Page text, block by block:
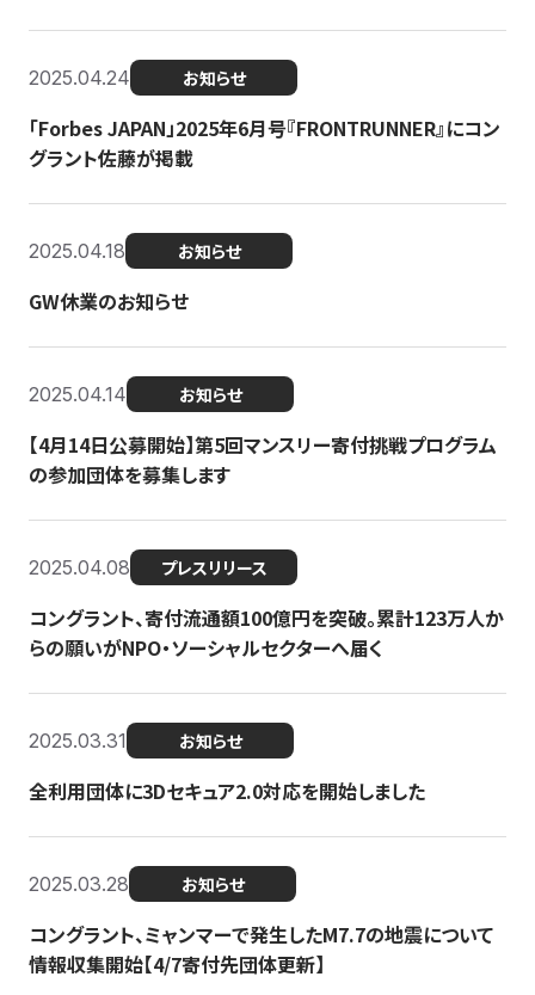
2025.04.24 お知らせ
「Forbes JAPAN」2025年6月号『FRONTRUNNER』にコン
グラント佐藤が掲載
2025.04.18 お知らせ
GW休業のお知らせ
2025.04.14 お知らせ
【4月14日公募開始】第5回マンスリー寄付挑戦プログラム
の参加団体を募集します
2025.04.08 プレスリリース
コングラント、寄付流通額100億円を突破。累計123万人か
らの願いがNPO・ソーシャルセクターへ届く
2025.03.31 お知らせ
全利用団体に3Dセキュア2.0対応を開始しました
2025.03.28 お知らせ
コングラント、ミャンマーで発生したM7.7の地震について
情報収集開始【4/7寄付先団体更新】